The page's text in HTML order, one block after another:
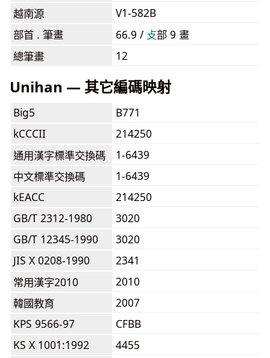
越南源
V1-582B
部首 . 筆畫
66.9 / ⽁部 9 畫
總筆畫
12
Unihan — 其它編碼映射
Big5
B771
kCCCII
214250
通用漢字標準交換碼
1-6439
中文標準交換碼
1-6439
kEACC
214250
GB/T 2312-1980
3020
GB/T 12345-1990
3020
JIS X 0208-1990
2341
常用漢字2010
2010
韓國教育
2007
KPS 9566-97
CFBB
KS X 1001:1992
4455